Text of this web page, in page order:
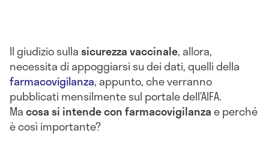
Il giudizio sullasicurezza vaccinale, allora,
necessita di appoggiarsi su dei dati, quelli della
farmacovigilanza, appunto, che verranno
pubblicati mensilmente sul portale dell’AIFA.
Macosa si intende con farmacovigilanzae perché
è così importante?